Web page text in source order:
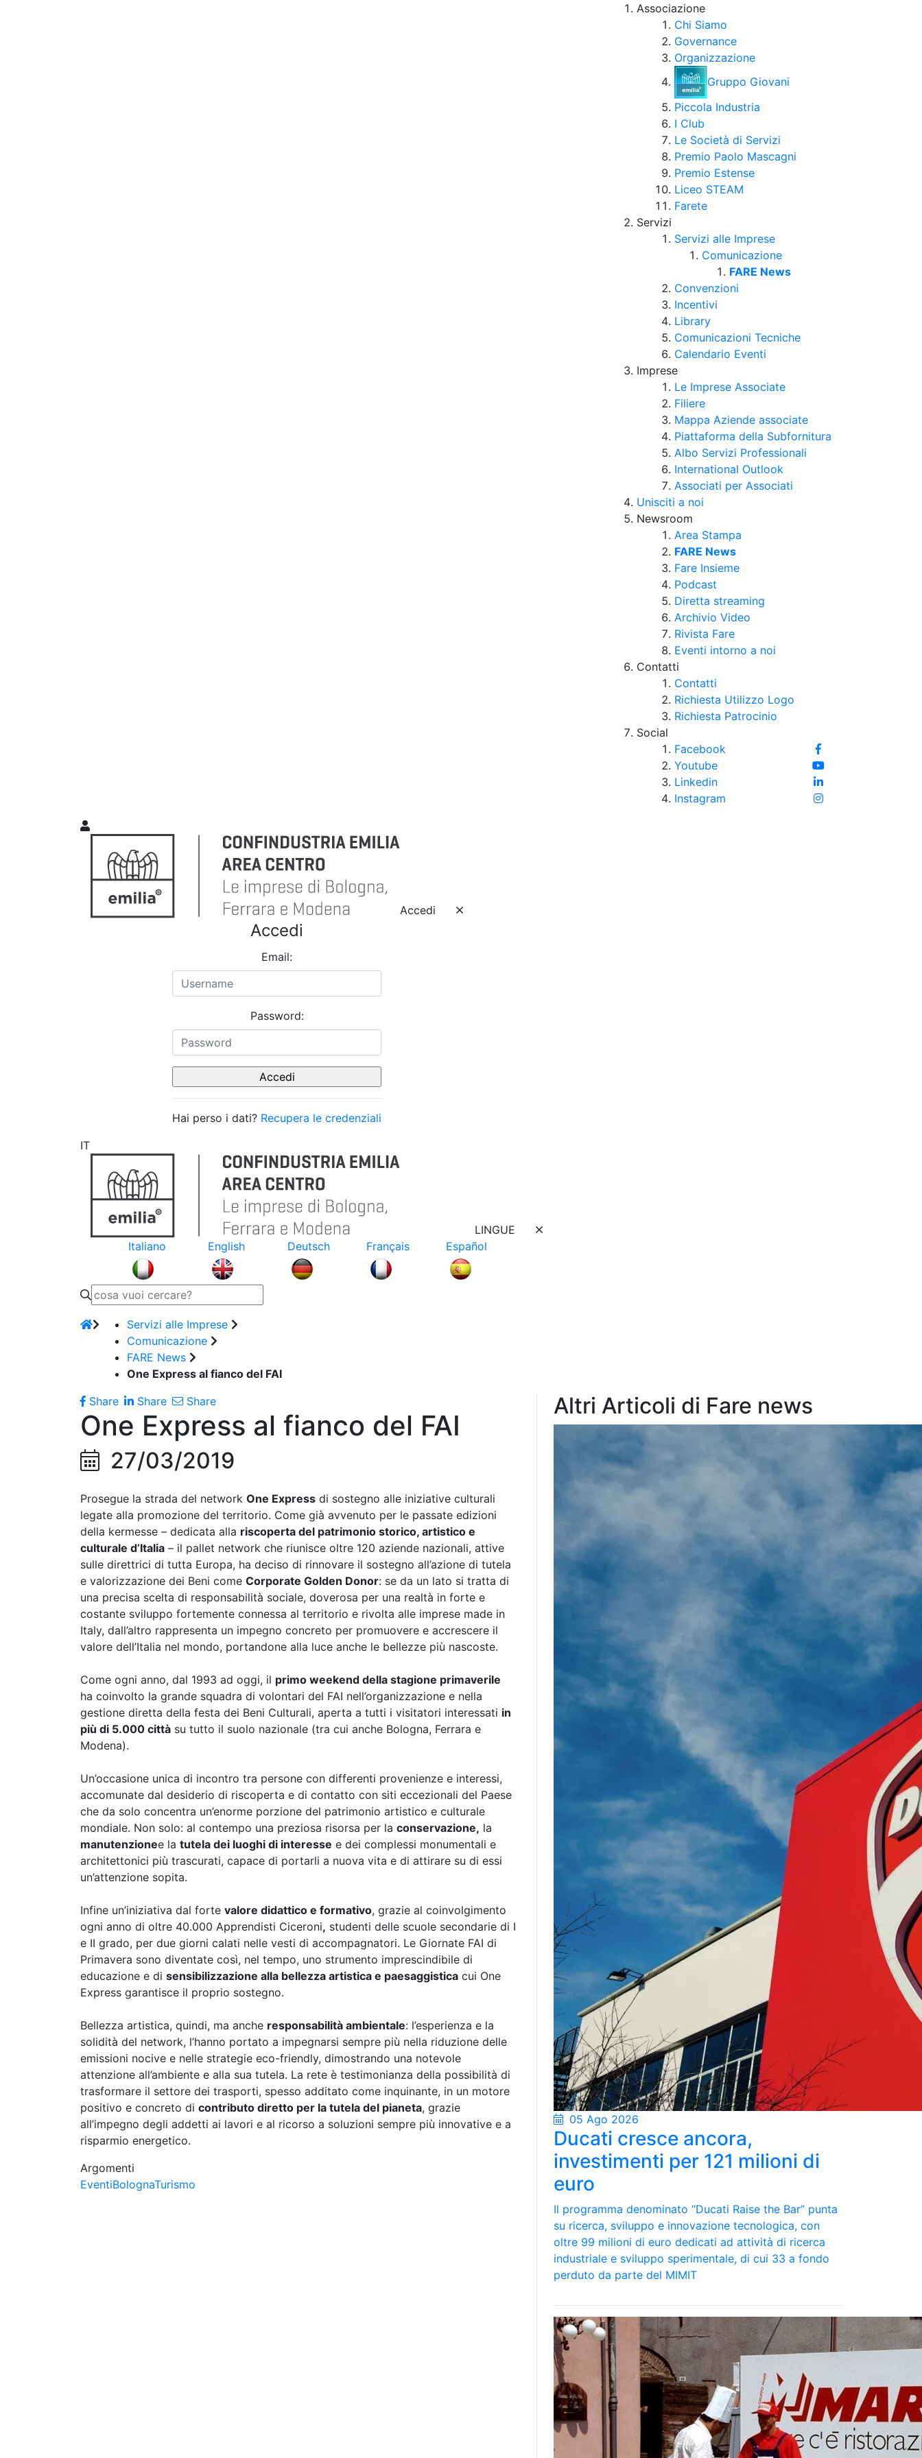
Associazione
Chi Siamo
Governance
Organizzazione
Gruppo Giovani
Piccola Industria
I Club
Le Società di Servizi
Premio Paolo Mascagni
Premio Estense
Liceo STEAM
Farete
Servizi
Servizi alle Imprese
Comunicazione
FARE News
Convenzioni
Incentivi
Library
Comunicazioni Tecniche
Calendario Eventi
Imprese
Le Imprese Associate
Filiere
Mappa Aziende associate
Piattaforma della Subfornitura
Albo Servizi Professionali
International Outlook
Associati per Associati
Unisciti a noi
Newsroom
Area Stampa
FARE News
Fare Insieme
Podcast
Diretta streaming
Archivio Video
Rivista Fare
Eventi intorno a noi
Contatti
Contatti
Richiesta Utilizzo Logo
Richiesta Patrocinio
Social
Facebook
Youtube
Linkedin
Instagram
Accedi
Accedi
Email:
Password:
Hai perso i dati? Recupera le credenziali
IT
LINGUE
Italiano
English Deutsch Français Español
Servizi alle Imprese
Comunicazione
FARE News
One Express al fianco del FAI
Share
Share Share
One Express al fianco del FAI
27/03/2019
Prosegue la strada del network One Express di sostegno alle iniziative culturali
legate alla promozione del territorio. Come già avvenuto per le passate edizioni
della kermesse – dedicata alla riscoperta del patrimonio storico, artistico e
culturale d’Italia – il pallet network che riunisce oltre 120 aziende nazionali, attive
sulle direttrici di tutta Europa, ha deciso di rinnovare il sostegno all’azione di tutela
e valorizzazione dei Beni come Corporate Golden Donor: se da un lato si tratta di
una precisa scelta di responsabilità sociale, doverosa per una realtà in forte e
costante sviluppo fortemente connessa al territorio e rivolta alle imprese made in
Italy, dall’altro rappresenta un impegno concreto per promuovere e accrescere il
valore dell’Italia nel mondo, portandone alla luce anche le bellezze più nascoste.
Come ogni anno, dal 1993 ad oggi, il primo weekend della stagione primaverile
ha coinvolto la grande squadra di volontari del FAI nell’organizzazione e nella
gestione diretta della festa dei Beni Culturali, aperta a tutti i visitatori interessati in
più di 5.000 città su tutto il suolo nazionale (tra cui anche Bologna, Ferrara e
Modena).
Un’occasione unica di incontro tra persone con differenti provenienze e interessi,
accomunate dal desiderio di riscoperta e di contatto con siti eccezionali del Paese
che da solo concentra un’enorme porzione del patrimonio artistico e culturale
mondiale. Non solo: al contempo una preziosa risorsa per la conservazione, la
manutenzionee la tutela dei luoghi di interesse e dei complessi monumentali e
architettonici più trascurati, capace di portarli a nuova vita e di attirare su di essi
un’attenzione sopita.
Infine un’iniziativa dal forte valore didattico e formativo, grazie al coinvolgimento
ogni anno di oltre 40.000 Apprendisti Ciceroni, studenti delle scuole secondarie di I
e II grado, per due giorni calati nelle vesti di accompagnatori. Le Giornate FAI di
Primavera sono diventate così, nel tempo, uno strumento imprescindibile di
educazione e di sensibilizzazione alla bellezza artistica e paesaggistica cui One
Express garantisce il proprio sostegno.
Bellezza artistica, quindi, ma anche responsabilità ambientale: l’esperienza e la
solidità del network, l’hanno portato a impegnarsi sempre più nella riduzione delle
emissioni nocive e nelle strategie eco-friendly, dimostrando una notevole
attenzione all’ambiente e alla sua tutela. La rete è testimonianza della possibilità di
trasformare il settore dei trasporti, spesso additato come inquinante, in un motore
positivo e concreto di contributo diretto per la tutela del pianeta, grazie
all’impegno degli addetti ai lavori e al ricorso a soluzioni sempre più innovative e a
risparmio energetico.
Argomenti
EventiBolognaTurismo
Altri Articoli di Fare news
05 Ago 2026
Ducati cresce ancora,
investimenti per 121 milioni di
euro
Il programma denominato “Ducati Raise the Bar” punta
su ricerca, sviluppo e innovazione tecnologica, con
oltre 99 milioni di euro dedicati ad attività di ricerca
industriale e sviluppo sperimentale, di cui 33 a fondo
perduto da parte del MIMIT